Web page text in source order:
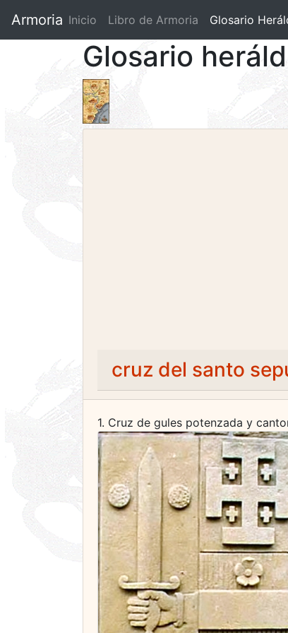
Armoria Inicio Libro de Armoria (current)
Glosario
Glosario
cruz del santo
1. Cruz de gules potenzada y